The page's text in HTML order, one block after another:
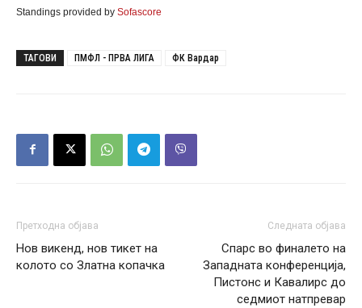
Standings provided by Sofascore
ТАГОВИ ПМФЛ - ПРВА ЛИГА ФК Вардар
Претходна објава
Нов викенд, нов тикет на
колото со Златна копачка
Следната објава
Спарс во финалето на
Западната конференција,
Пистонс и Кавалирс до
седмиот натпревар